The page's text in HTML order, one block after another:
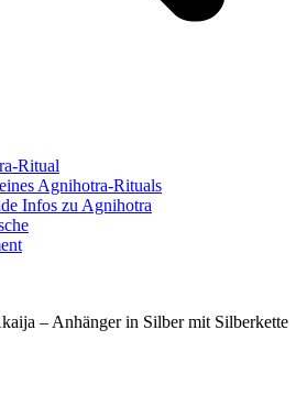
Ritual
Agnihotra-Rituals
Infos zu Agnihotra
– Anhänger in Silber mit Silberkette